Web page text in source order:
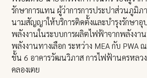
รักษาการแทน ผู้ว่าการการประปาส่วนภูมิภ
นามสัญญาให้บริการติดตั้งและบำรุงรักษา
พลังงานในระบบการผลิตไฟฟ้าจากพลังง
พลังงานทางเลือก ระหว่าง MEA กับ PWA
ชั้น 6 อาคารวัฒนวิภาส การไฟฟ้านครหลว
คลองเตย